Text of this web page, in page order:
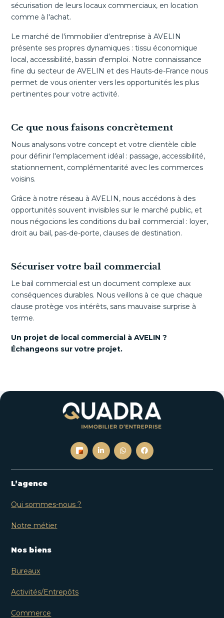
sécurisation de leurs locaux commerciaux, en location
comme à l'achat.
Le marché de l'immobilier d'entreprise à AVELIN
présente ses propres dynamiques : tissu économique
local, accessibilité, bassin d'emploi. Notre connaissance
fine du secteur de AVELIN et des Hauts-de-France nous
permet de vous orienter vers les opportunités les plus
pertinentes pour votre activité.
Ce que nous faisons concrètement
Nous analysons votre concept et votre clientèle cible
pour définir l'emplacement idéal : passage, accessibilité,
stationnement, complémentarité avec les commerces
voisins.
Grâce à notre réseau à AVELIN, nous accédons à des
opportunités souvent invisibles sur le marché public, et
nous négocions les conditions du bail commercial : loyer,
droit au bail, pas-de-porte, clauses de destination.
Sécuriser votre bail commercial
Le bail commercial est un document complexe aux
conséquences durables. Nous veillons à ce que chaque
clause protège vos intérêts, sans mauvaise surprise à
terme.
Un projet de local commercial à AVELIN ?
Échangeons sur votre projet.
L’agence
Qui sommes-nous ?
Notre métier
Nos biens
Bureaux
Activités/Entrepôts
Commerce